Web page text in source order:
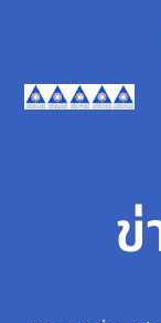
ภาพรวมธุรกิจ
นักลงทุนสัมพันธ์